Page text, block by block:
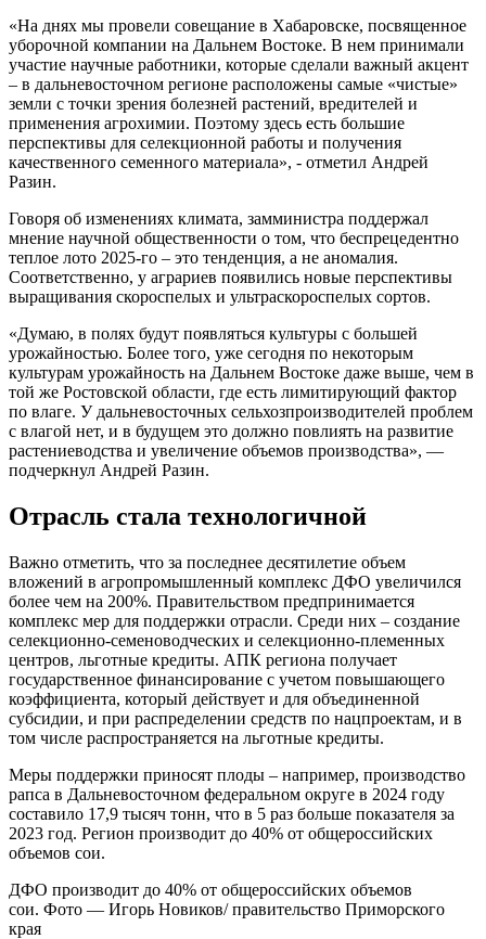
«На днях мы провели совещание в Хабаровске, посвященное
уборочной компании на Дальнем Востоке. В нем принимали
участие научные работники, которые сделали важный акцент
– в дальневосточном регионе расположены самые «чистые»
земли с точки зрения болезней растений, вредителей и
применения агрохимии. Поэтому здесь есть большие
перспективы для селекционной работы и получения
качественного семенного материала», - отметил Андрей
Разин.
Говоря об изменениях климата, замминистра поддержал
мнение научной общественности о том, что беспрецедентно
теплое лото 2025-го – это тенденция, а не аномалия.
Соответственно, у аграриев появились новые перспективы
выращивания скороспелых и ультраскороспелых сортов.
«Думаю, в полях будут появляться культуры с большей
урожайностью. Более того, уже сегодня по некоторым
культурам урожайность на Дальнем Востоке даже выше, чем в
той же Ростовской области, где есть лимитирующий фактор
по влаге. У дальневосточных сельхозпроизводителей проблем
с влагой нет, и в будущем это должно повлиять на развитие
растениеводства и увеличение объемов производства», —
подчеркнул Андрей Разин.
Отрасль стала технологичной
Важно отметить, что за последнее десятилетие объем
вложений в агропромышленный комплекс ДФО увеличился
более чем на 200%. Правительством предпринимается
комплекс мер для поддержки отрасли. Среди них – создание
селекционно-семеноводческих и селекционно-племенных
центров, льготные кредиты. АПК региона получает
государственное финансирование с учетом повышающего
коэффициента, который действует и для объединенной
субсидии, и при распределении средств по нацпроектам, и в
том числе распространяется на льготные кредиты.
Меры поддержки приносят плоды – например, производство
рапса в Дальневосточном федеральном округе в 2024 году
составило 17,9 тысяч тонн, что в 5 раз больше показателя за
2023 год. Регион производит до 40% от общероссийских
объемов сои.
ДФО производит до 40% от общероссийских объемов
сои. Фото — Игорь Новиков/ правительство Приморского
края